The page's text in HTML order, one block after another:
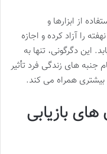
از ابزارها و
را آزاد کرده و اجازه
این دگرگونی، تنها به
جنبه های زندگی فرد تأثیر
بیشتری همراه می کند.
های بازیابی